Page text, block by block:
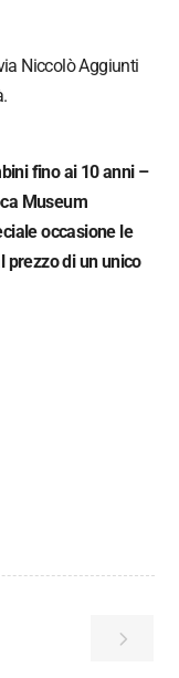
Niccolò Aggiunti
fino ai 10 anni –
Museum
occasione le
prezzo di un unico